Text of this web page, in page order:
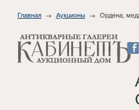
Главная Аукционы Ордена,